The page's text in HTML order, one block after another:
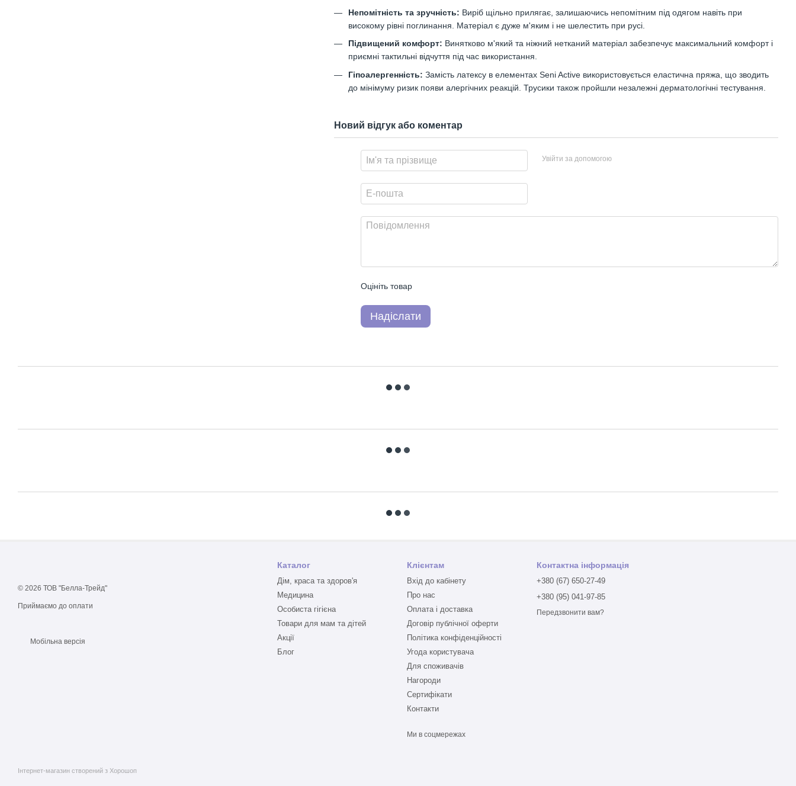
Непомітність та зручність: Виріб щільно прилягає, залишаючись непомітним під одягом навіть при
високому рівні поглинання. Матеріал є дуже м'яким і не шелестить при русі.
Підвищений комфорт: Винятково м'який та ніжний нетканий матеріал забезпечує максимальний комфорт і
приємні тактильні відчуття під час використання.
Гіпоалергенність: Замість латексу в елементах Seni Active використовується еластична пряжа, що зводить
до мінімуму ризик появи алергічних реакцій. Трусики також пройшли незалежні дерматологічні тестування.
Новий відгук або коментар
Увійти за допомогою
Оцініть товар
Надіслати
© 2026 ТОВ "Белла-Трейд"
Приймаємо до оплати
Мобільна версія
Інтернет-магазин створений з Хорошоп
Каталог
Дім, краса та здоров'я
Медицина
Особиста гігієна
Товари для мам та дітей
Акції
Блог
Клієнтам
Вхід до кабінету
Про нас
Оплата і доставка
Договір публічної оферти
Політика конфіденційності
Угода користувача
Для споживачів
Нагороди
Сертифікати
Контакти
Ми в соцмережах
Контактна інформація
+380 (67) 650-27-49
+380 (95) 041-97-85
Передзвонити вам?